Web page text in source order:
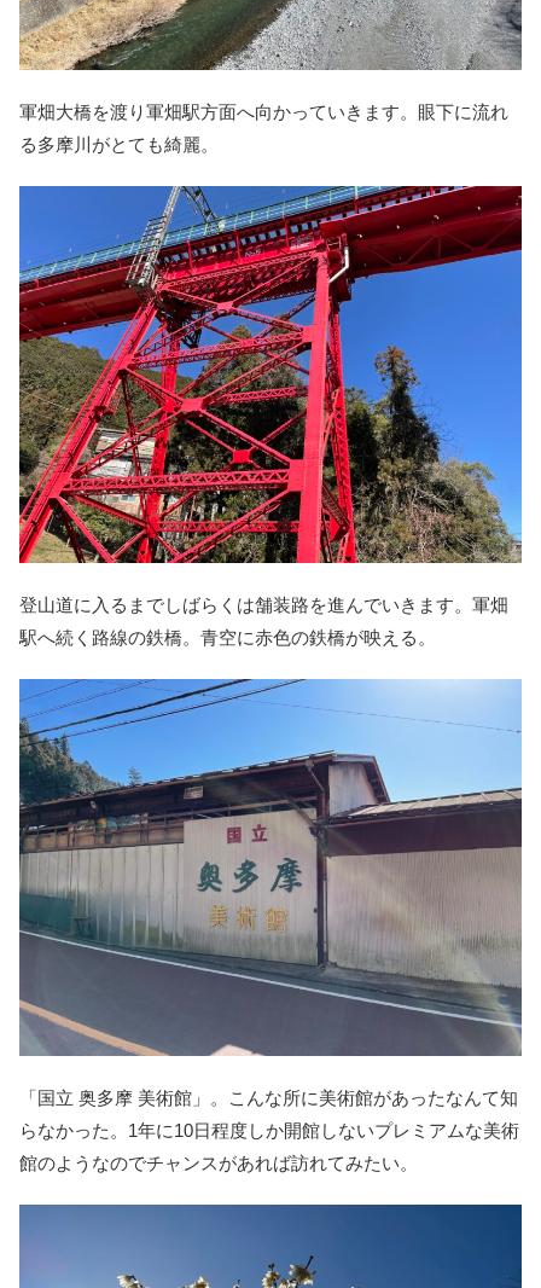
軍畑大橋を渡り軍畑駅方面へ向かっていきます。眼下に流れ
る多摩川がとても綺麗。
登山道に入るまでしばらくは舗装路を進んでいきます。軍畑
駅へ続く路線の鉄橋。青空に赤色の鉄橋が映える。
「国立 奥多摩 美術館」。こんな所に美術館があったなんて知
らなかった。1年に10日程度しか開館しないプレミアムな美術
館のようなのでチャンスがあれば訪れてみたい。